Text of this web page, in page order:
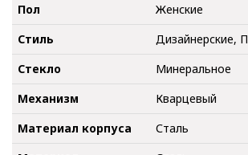
Пол
Женские
Стиль
Дизайнерские,
Стекло
Минеральное
Механизм
Кварцевый
Материал корпуса
Сталь